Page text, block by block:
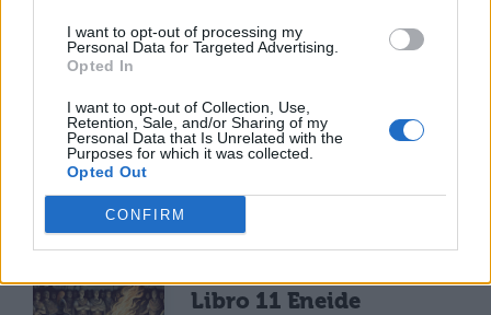
I want to opt-out of processing my
Personal Data for Targeted Advertising.
Opted In
I want to opt-out of Collection, Use,
Retention, Sale, and/or Sharing of my
Personal Data that Is Unrelated with the
Purposes for which it was collected.
Opted Out
CONFIRM
Riassunto libro per
libro dell'Eneide
Riassunto e Analisi
Libro 11 Eneide